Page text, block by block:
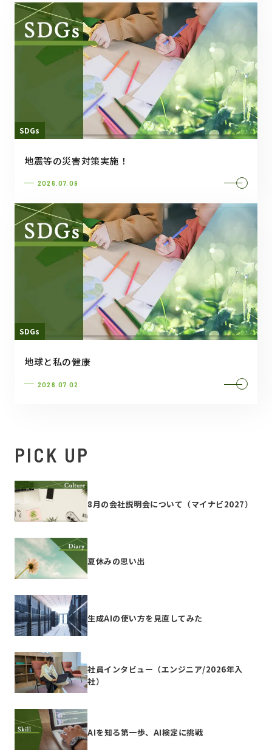
SDGs
地震等の災害対策実施！
2026.07.09
SDGs
地球と私の健康
2026.07.02
PICK UP
8月の会社説明会について（マイナビ2027）
夏休みの思い出
生成AIの使い方を見直してみた
社員インタビュー（エンジニア/2026年入
社）
AIを知る第一歩、AI検定に挑戦